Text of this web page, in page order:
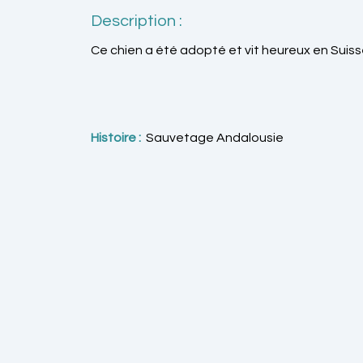
Description :
Ce chien a été adopté et vit heureux en
Histoire : Sauvetage Andalousie